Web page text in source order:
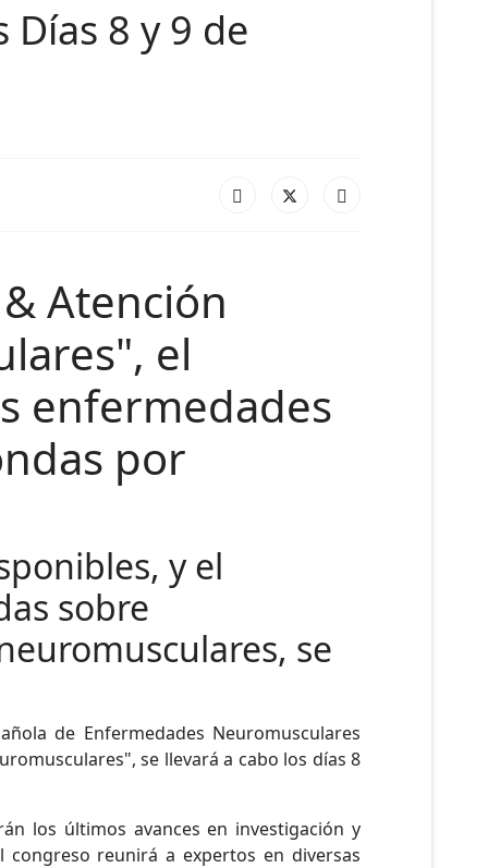
8 y 9 de
Atención
el
enfermedades
por
y el
sobre
se
de Enfermedades Neuromusculares
se llevará a cabo los días 8
los últimos avances en investigación y
reunirá a expertos en diversas